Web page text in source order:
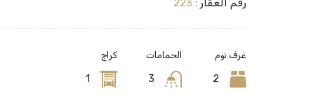
رقم العقار : 223
غرف نوم
2
الحمامات
3
كراج
1